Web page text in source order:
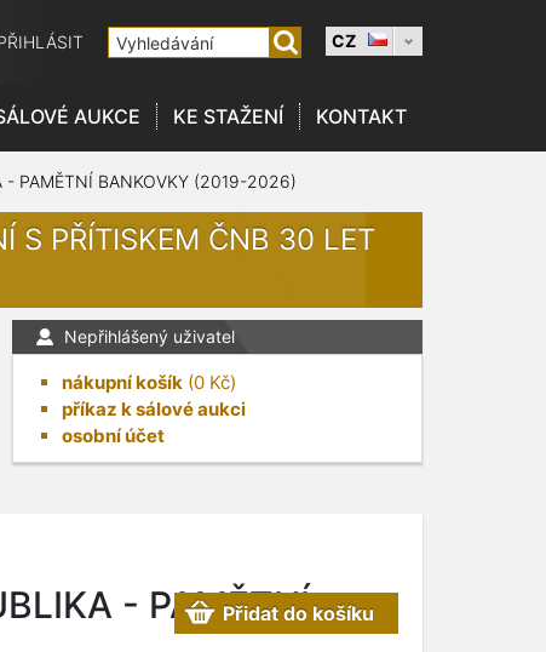
CZ
AUKCE KE STAŽENÍ KONTAKT
- PAMĚTNÍ BANKOVKY (2019-2026)
S PŘÍTISKEM ČNB 30 LET
Nepřihlášený uživatel
nákupní košík (0 Kč)
příkaz k sálové aukci
osobní účet
- PAMĚTNÍ
Přidat do košíku